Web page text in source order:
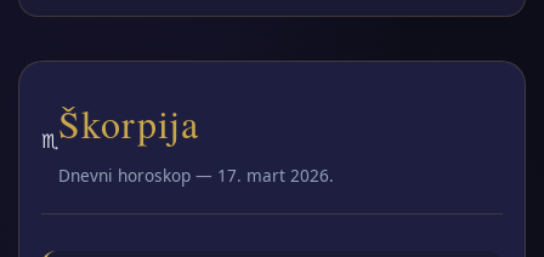
♏ Škorpija
Dnevni horoskop — 17. mart 2026.